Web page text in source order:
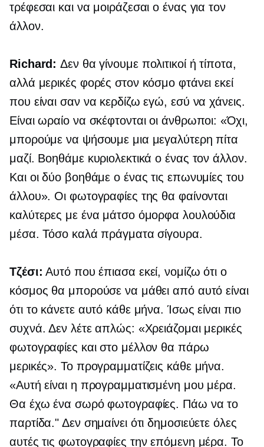
τρέφεσαι και να μοιράζεσαι ο ένας για τον
άλλον.
Richard: Δεν θα γίνουμε πολιτικοί ή τίποτα,
αλλά μερικές φορές στον κόσμο φτάνει εκεί
που είναι σαν να κερδίζω εγώ, εσύ να χάνεις.
Είναι ωραίο να σκέφτονται οι άνθρωποι: «Όχι,
μπορούμε να ψήσουμε μια μεγαλύτερη πίτα
μαζί. Βοηθάμε κυριολεκτικά ο ένας τον άλλον.
Και οι δύο βοηθάμε ο ένας τις επωνυμίες του
άλλου». Οι φωτογραφίες της θα φαίνονται
καλύτερες με ένα μάτσο όμορφα λουλούδια
μέσα. Τόσο καλά πράγματα σίγουρα.
Τζέσι: Αυτό που έπιασα εκεί, νομίζω ότι ο
κόσμος θα μπορούσε να μάθει από αυτό είναι
ότι το κάνετε αυτό κάθε μήνα. Ίσως είναι πιο
συχνά. Δεν λέτε απλώς: «Χρειάζομαι μερικές
φωτογραφίες και στο μέλλον θα πάρω
μερικές». Το προγραμματίζεις κάθε μήνα.
«Αυτή είναι η προγραμματισμένη μου μέρα.
Θα έχω ένα σωρό φωτογραφίες. Πάω να το
παρτίδα." Δεν σημαίνει ότι δημοσιεύετε όλες
αυτές τις φωτογραφίες την επόμενη μέρα. Το